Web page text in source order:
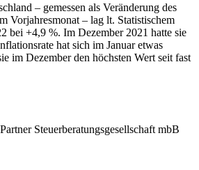
– gemessen als Veränderung des
Vorjahresmonat – lag lt. Statistischem
bei +4,9 %. Im Dezember 2021 hatte sie
hat sich im Januar etwas
im Dezember den höchsten Wert seit fast
Steuerberatungsgesellschaft mbB